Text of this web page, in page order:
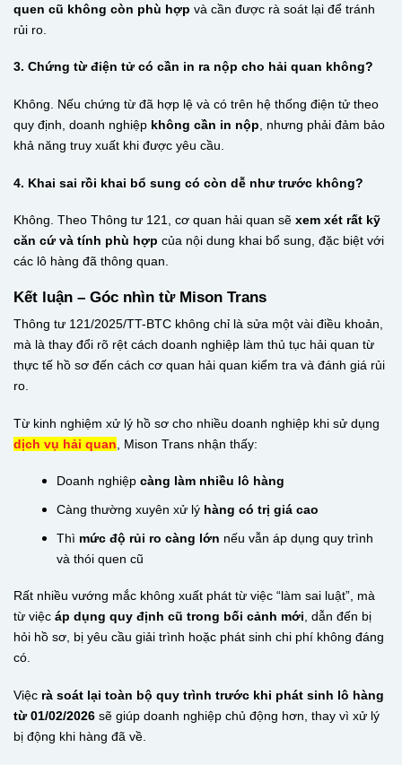
quen cũ không còn phù hợp và cần được rà soát lại để tránh
rủi ro.
3. Chứng từ điện tử có cần in ra nộp cho hải quan không?
Không. Nếu chứng từ đã hợp lệ và có trên hệ thống điện tử theo
quy định, doanh nghiệp không cần in nộp , nhưng phải đảm bảo
khả năng truy xuất khi được yêu cầu.
4. Khai sai rồi khai bổ sung có còn dễ như trước không?
Không. Theo Thông tư 121, cơ quan hải quan sẽ xem xét rất kỹ
căn cứ và tính phù hợp của nội dung khai bổ sung, đặc biệt với
các lô hàng đã thông quan.
Kết luận – Góc nhìn từ Mison Trans
Thông tư 121/2025/TT-BTC không chỉ là sửa một vài điều khoản,
mà là thay đổi rõ rệt cách doanh nghiệp làm thủ tục hải quan từ
thực tế hồ sơ đến cách cơ quan hải quan kiểm tra và đánh giá rủi
ro.
Từ kinh nghiệm xử lý hồ sơ cho nhiều doanh nghiệp khi sử dụng
dịch vụ hải quan , Mison Trans nhận thấy:
Doanh nghiệp càng làm nhiều lô hàng
Càng thường xuyên xử lý hàng có trị giá cao
Thì mức độ rủi ro càng lớn nếu vẫn áp dụng quy trình
và thói quen cũ
Rất nhiều vướng mắc không xuất phát từ việc “làm sai luật”, mà
từ việc áp dụng quy định cũ trong bối cảnh mới, dẫn đến bị
hỏi hồ sơ, bị yêu cầu giải trình hoặc phát sinh chi phí không đáng
có.
Việc rà soát lại toàn bộ quy trình trước khi phát sinh lô hàng
từ 01/02/2026 sẽ giúp doanh nghiệp chủ động hơn, thay vì xử lý
bị động khi hàng đã về.